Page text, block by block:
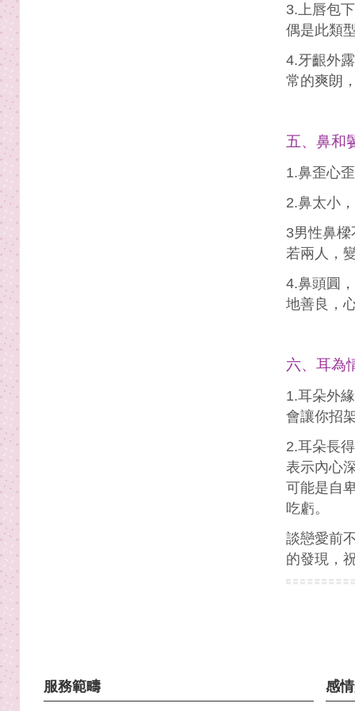
3.上唇包
偶是此類
4.牙齦外
常的爽朗
五、鼻和
1.鼻歪心
2.鼻太小
3男性鼻
若兩人，
4.鼻頭圓
地善良，
六、耳為
1.耳朵外
會讓你招
2.耳朵長
表示內心
可能是自
吃虧。
談戀愛前
的發現，
服務範疇 感